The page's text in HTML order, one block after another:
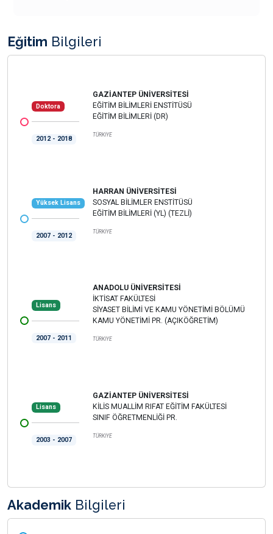
Eğitim Bilgileri
Doktora
2012 - 2018
GAZİANTEP ÜNİVERSİTESİ
EĞİTİM BİLİMLERİ ENSTİTÜSÜ
EĞİTİM BİLİMLERİ (DR)
TÜRKİYE
Yüksek Lisans
2007 - 2012
HARRAN ÜNİVERSİTESİ
SOSYAL BİLİMLER ENSTİTÜSÜ
EĞİTİM BİLİMLERİ (YL) (TEZLİ)
TÜRKİYE
Lisans
2007 - 2011
ANADOLU ÜNİVERSİTESİ
İKTİSAT FAKÜLTESİ
SİYASET BİLİMİ VE KAMU YÖNETİMİ BÖLÜMÜ
KAMU YÖNETİMİ PR. (AÇIKÖĞRETİM)
TÜRKİYE
Lisans
2003 - 2007
GAZİANTEP ÜNİVERSİTESİ
KİLİS MUALLİM RIFAT EĞİTİM FAKÜLTESİ
SINIF ÖĞRETMENLİĞİ PR.
TÜRKİYE
Akademik Bilgileri